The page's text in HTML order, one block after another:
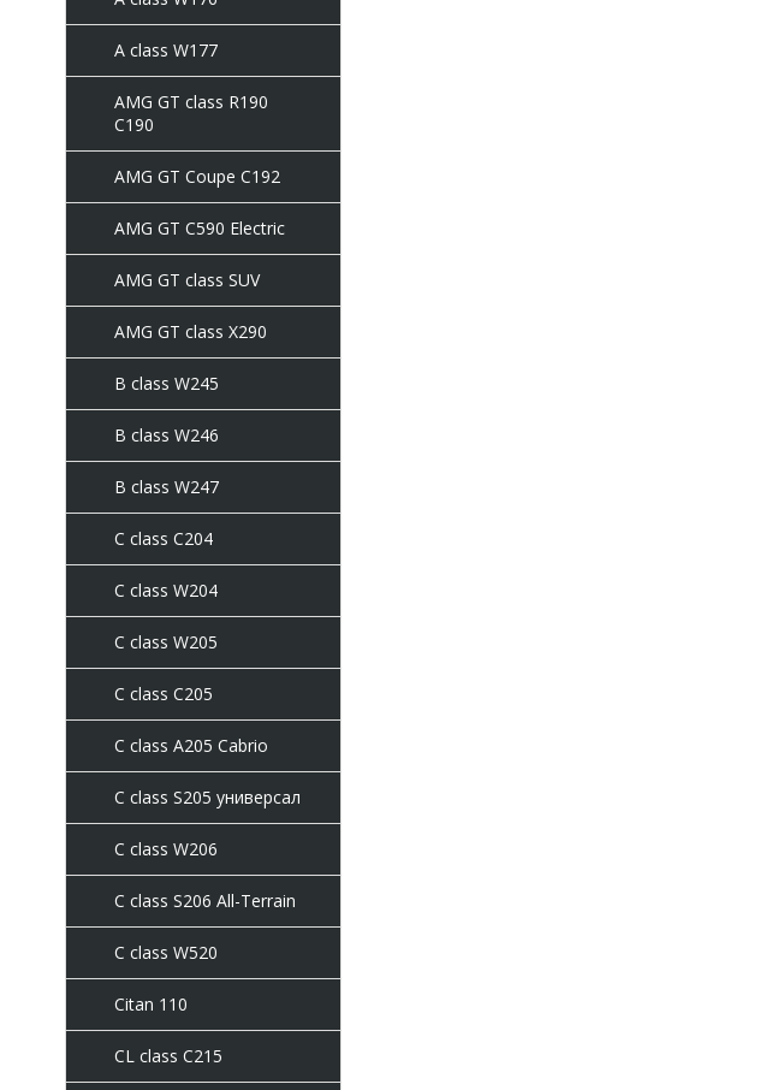
A class W177
AMG GT class R190
C190
AMG GT Coupe C192
AMG GT C590 Electric
AMG GT class SUV
AMG GT class X290
B class W245
B class W246
B class W247
C class C204
C class W204
C class W205
C class C205
C class A205 Cabrio
C class S205 универсал
C class W206
C class S206 All-Terrain
C сlass W520
Citan 110
CL class C215